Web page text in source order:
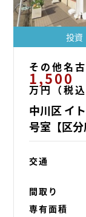
投資
その他名
1,500
万円（税込
中川区 イ
号室【区分
交通
間取り
専有面積